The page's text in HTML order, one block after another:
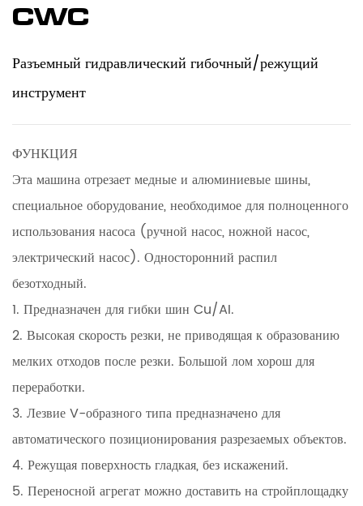
CWC
Разъемный гидравлический гибочный/режущий
инструмент
ФУНКЦИЯ
Эта машина отрезает медные и алюминиевые шины,
специальное оборудование, необходимое для полноценного
использования насоса (ручной насос, ножной насос,
электрический насос). Односторонний распил
безотходный.
1. Предназначен для гибки шин Cu/AI.
2. Высокая скорость резки, не приводящая к образованию
мелких отходов после резки. Большой лом хорош для
переработки.
3. Лезвие V-образного типа предназначено для
автоматического позиционирования разрезаемых объектов.
4. Режущая поверхность гладкая, без искажений.
5. Переносной агрегат можно доставить на стройплощадку